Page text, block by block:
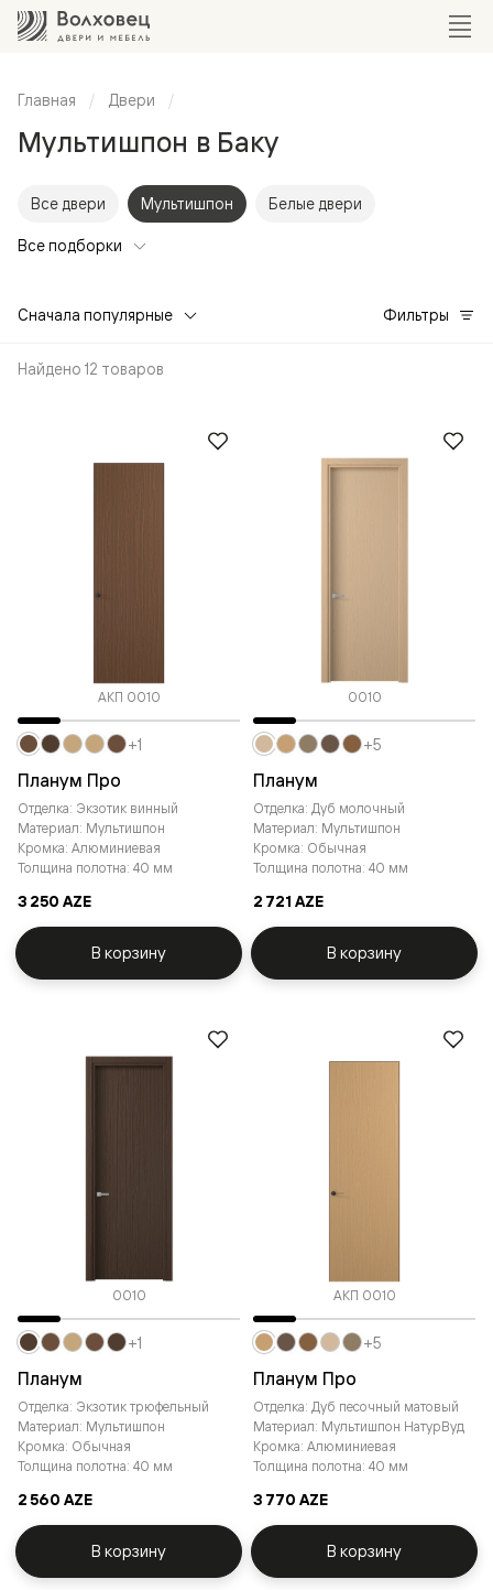
Главная Двери
Мультишпон в Баку
Все двери Мультишпон Белые двери
Все подборки
Сначала популярные Фильтры
Найдено 12 товаров
АКП 0010
Планум Про
Отделка: Экзотик винный
Материал: Мультишпон
Кромка: Алюминиевая
Толщина полотна: 40 мм
3 250 AZE
+1
В корзину
0010
Планум
Отделка: Дуб молочный
Материал: Мультишпон
Кромка: Обычная
Толщина полотна: 40 мм
2 721 AZE
+5
В корзину
0010
Планум
Отделка: Экзотик трюфельный
Материал: Мультишпон
Кромка: Обычная
Толщина полотна: 40 мм
2 560 AZE
+1
В корзину
АКП 0010
Планум Про
Отделка: Дуб песочный матовый
Материал: Мультишпон НатурВуд
Кромка: Алюминиевая
Толщина полотна: 40 мм
3 770 AZE
+5
В корзину